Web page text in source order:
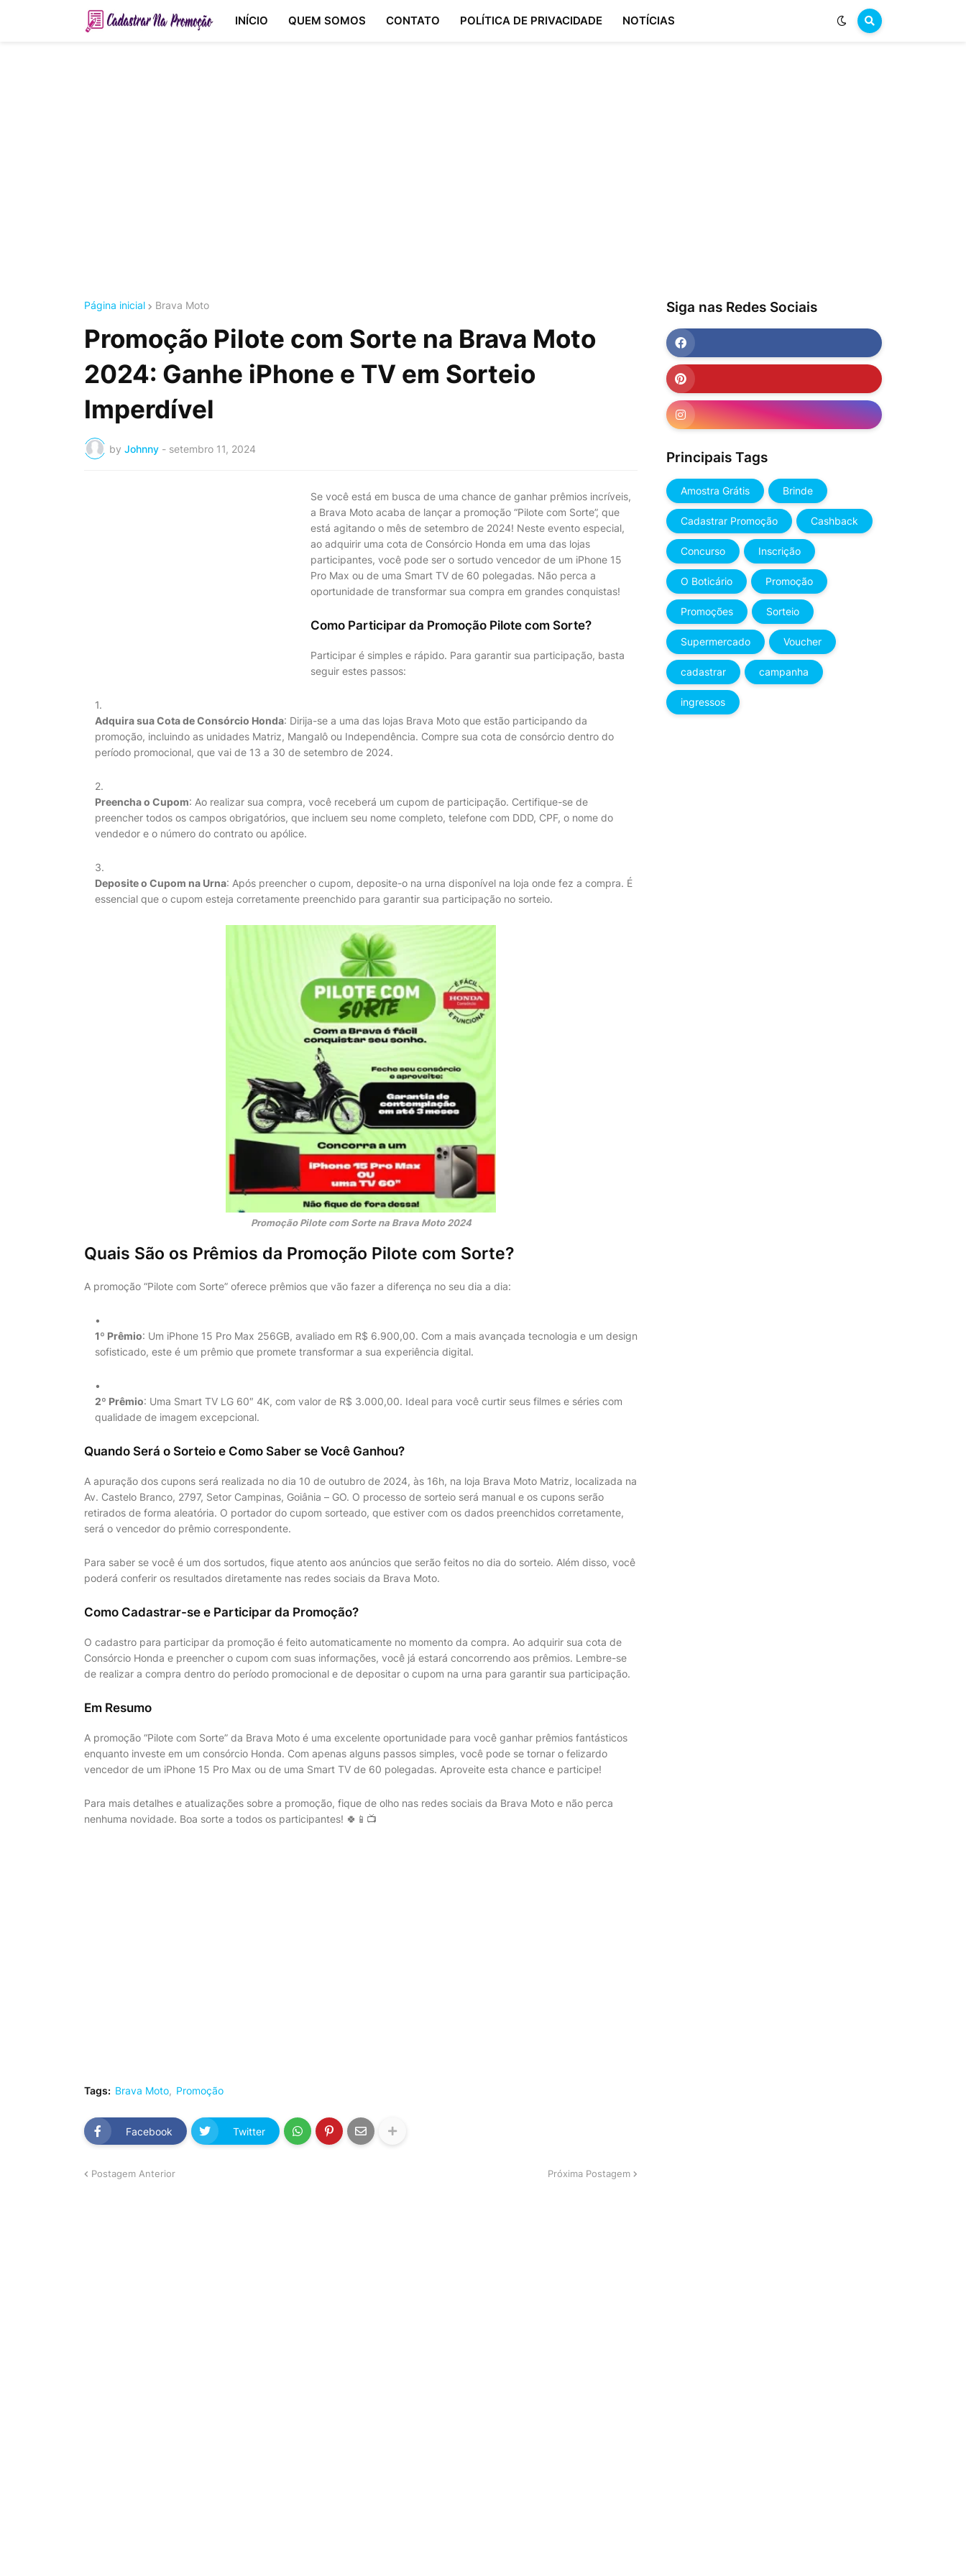
INÍCIO QUEM SOMOS CONTATO POLÍTICA DE PRIVACIDADE NOTÍCIAS
Página inicial Brava Moto
Promoção Pilote com Sorte na Brava Moto
2024: Ganhe iPhone e TV em Sorteio
Imperdível
by Johnny - setembro 11, 2024
Se você está em busca de uma chance de ganhar prêmios incríveis,
a Brava Moto acaba de lançar a promoção “Pilote com Sorte”, que
está agitando o mês de setembro de 2024! Neste evento especial,
ao adquirir uma cota de Consórcio Honda em uma das lojas
participantes, você pode ser o sortudo vencedor de um iPhone 15
Pro Max ou de uma Smart TV de 60 polegadas. Não perca a
oportunidade de transformar sua compra em grandes conquistas!
Como Participar da Promoção Pilote com Sorte?
Participar é simples e rápido. Para garantir sua participação, basta
seguir estes passos:
Adquira sua Cota de Consórcio Honda: Dirija-se a uma das lojas Brava Moto que estão participando da
promoção, incluindo as unidades Matriz, Mangalô ou Independência. Compre sua cota de consórcio dentro do
período promocional, que vai de 13 a 30 de setembro de 2024.
Preencha o Cupom: Ao realizar sua compra, você receberá um cupom de participação. Certifique-se de
preencher todos os campos obrigatórios, que incluem seu nome completo, telefone com DDD, CPF, o nome do
vendedor e o número do contrato ou apólice.
Deposite o Cupom na Urna: Após preencher o cupom, deposite-o na urna disponível na loja onde fez a compra. É
essencial que o cupom esteja corretamente preenchido para garantir sua participação no sorteio.
Promoção Pilote com Sorte na Brava Moto 2024
Quais São os Prêmios da Promoção Pilote com Sorte?
A promoção “Pilote com Sorte” oferece prêmios que vão fazer a diferença no seu dia a dia:
1º Prêmio: Um iPhone 15 Pro Max 256GB, avaliado em R$ 6.900,00. Com a mais avançada tecnologia e um design
sofisticado, este é um prêmio que promete transformar a sua experiência digital.
2º Prêmio: Uma Smart TV LG 60″ 4K, com valor de R$ 3.000,00. Ideal para você curtir seus filmes e séries com
qualidade de imagem excepcional.
Quando Será o Sorteio e Como Saber se Você Ganhou?
A apuração dos cupons será realizada no dia 10 de outubro de 2024, às 16h, na loja Brava Moto Matriz, localizada na
Av. Castelo Branco, 2797, Setor Campinas, Goiânia – GO. O processo de sorteio será manual e os cupons serão
retirados de forma aleatória. O portador do cupom sorteado, que estiver com os dados preenchidos corretamente,
será o vencedor do prêmio correspondente.
Para saber se você é um dos sortudos, fique atento aos anúncios que serão feitos no dia do sorteio. Além disso, você
poderá conferir os resultados diretamente nas redes sociais da Brava Moto.
Como Cadastrar-se e Participar da Promoção?
O cadastro para participar da promoção é feito automaticamente no momento da compra. Ao adquirir sua cota de
Consórcio Honda e preencher o cupom com suas informações, você já estará concorrendo aos prêmios. Lembre-se
de realizar a compra dentro do período promocional e de depositar o cupom na urna para garantir sua participação.
Em Resumo
A promoção “Pilote com Sorte” da Brava Moto é uma excelente oportunidade para você ganhar prêmios fantásticos
enquanto investe em um consórcio Honda. Com apenas alguns passos simples, você pode se tornar o felizardo
vencedor de um iPhone 15 Pro Max ou de uma Smart TV de 60 polegadas. Aproveite esta chance e participe!
Para mais detalhes e atualizações sobre a promoção, fique de olho nas redes sociais da Brava Moto e não perca
nenhuma novidade. Boa sorte a todos os participantes! 🍀📱📺
Tags: Brava Moto Promoção
Facebook Twitter
Postagem Anterior Próxima Postagem
Siga nas Redes Sociais
Principais Tags
Amostra Grátis Brinde
Cadastrar Promoção Cashback
Concurso Inscrição
O Boticário Promoção
Promoções Sorteio
Supermercado Voucher
cadastrar campanha
ingressos